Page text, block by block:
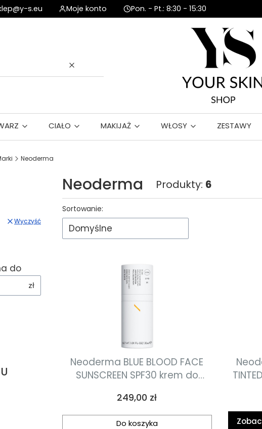
s.eu Moje konto Pon. - Pt.: 8:30 - 15:30
Wyczyść
CIAŁO MAKIJAŻ WŁOSY ZESTAWY
Neoderma
Wyczyść
do
zł
Neoderma Produkty: 6
Lista produktów
Sortowanie:
Domyślne
Neoderma BLUE BLOOD FACE
SUNSCREEN SPF30 krem do
Cena
249,00 zł
Do koszyka